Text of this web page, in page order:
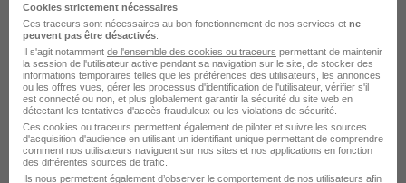
Commis de Cuisine H/F
B&FIND
Cookies strictement nécessaires
Ces traceurs sont nécessaires au bon fonctionnement de nos services et ne
peuvent pas être désactivés
Il s'agit notamment de l'ensemble des cookies ou traceurs permettant de maintenir
la session de l'utilisateur active pendant sa navigation sur le site, de stocker des
informations temporaires telles que les préférences des utilisateurs, les annonces
ou les offres vues, gérer les processus d'identification de l'utilisateur, vérifier s'il
est connecté ou non, et plus globalement garantir la sécurité du site web en
détectant les tentatives d'accès frauduleux ou les violations de sécurité.
Ces cookies ou traceurs permettent également de piloter et suivre les sources
d'acquisition d'audience en utilisant un identifiant unique permettant de comprendre
comment nos utilisateurs naviguent sur nos sites et nos applications en fonction
des différentes sources de trafic.
Ils nous permettent également d’observer le comportement de nos utilisateurs afin